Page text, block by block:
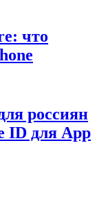
что
россиян
ID для App